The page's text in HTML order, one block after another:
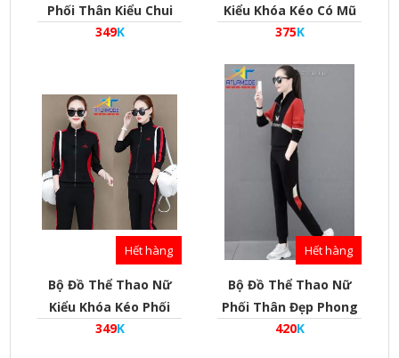
Phối Thân Kiểu Chui
Đầu - Mã Bdw-D-1505
349K
Kiểu Khóa Kéo Có Mũ
2022 - Mã Bdw-D-1504
375K
Hết hàng
Bộ Đồ Thể Thao Nữ
Kiểu Khóa Kéo Phối
Thân Đẹp - Mã Bdw-D-
349K
Hết hàng
Bộ Đồ Thể Thao Nữ
Phối Thân Đẹp Phong
Cách Hàn Quốc - Mã
420K